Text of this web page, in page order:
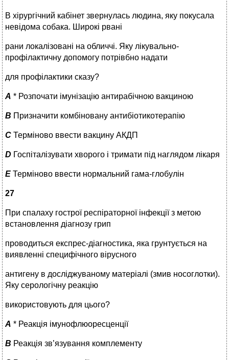
В хірургічний кабінет звернулась людина, яку покусала
невідома собака. Широкі рвані
рани локалізовані на обличчі. Яку лікувально-
профілактичну допомогу потрівбно надати
для профілактики сказу?
A * Розпочати імунізацію антирабічною вакциною
B Призначити комбіновану антибіотикотерапію
C Терміново ввести вакцину АКДП
D Госпіталізувати хворого і тримати під наглядом лікаря
E Терміново ввести нормальний гама-глобулін
27
При спалаху гострої респіраторної інфекції з метою
встановлення діагнозу грип
проводиться експрес-діагностика, яка грунтується на
виявленні специфічного вірусного
антигену в досліджуваному матеріалі (змив носоглотки).
Яку серологічну реакцію
використовують для цього?
A * Реакція імунофлюоресценції
B Реакція зв’язування комплементу